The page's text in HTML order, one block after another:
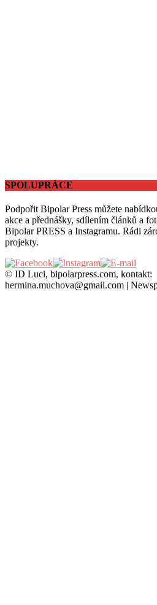
SPOLUPRÁCE
Podpořit Bipolar Press můžete
akce a přednášky, sdílením článků a
Bipolar PRESS a Instagramu. Rádi
projekty.
© ID Luci, bipolarpress.com, kontakt:
hermina.muchova@gmail.com |